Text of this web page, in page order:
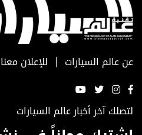
عن عالم السيارات للإعلان معنا
لتصلك آخر أخبار عالم السيارات